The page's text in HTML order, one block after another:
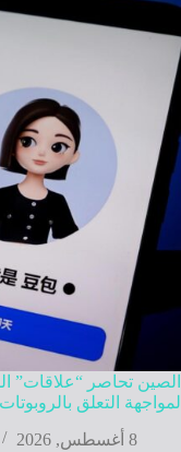
الصين تحاصر “علاقات”
لمواجهة التعلق بالروبوتات
8 أغسطس, 2026